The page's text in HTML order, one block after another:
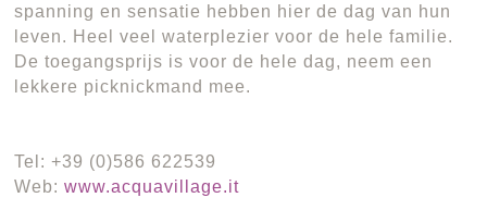
spanning en sensatie hebben hier de dag van hun
leven. Heel veel waterplezier voor de hele familie.
De toegangsprijs is voor de hele dag, neem een
lekkere picknickmand mee.
Tel: +39 (0)586 622539
Web:www.acquavillage.it